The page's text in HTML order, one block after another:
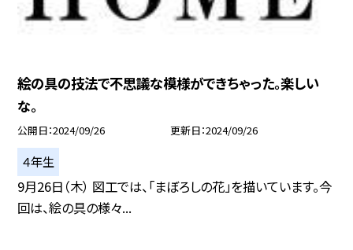
絵の具の技法で不思議な模様ができちゃった。楽しい
な。
公開日 2024/09/26 更新日 2024/09/26
４年生
9月26日（木） 図工では、「まぼろしの花」を描いています。今
回は、絵の具の様々...